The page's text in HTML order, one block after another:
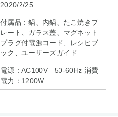
2020/2/25
付属品：鍋、内鍋、たこ焼きプ
レート、ガラス蓋、マグネット
プラグ付電源コード、レシピブ
ック、ユーザーズガイド
電源：AC100V 50-60Hz 消費
電力：1200W